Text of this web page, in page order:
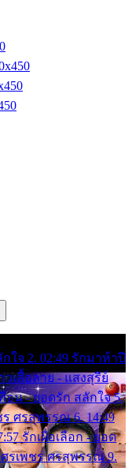
ใจ 2. 02:49 รักมาห้าปี
เสื้อลาย - แสงสุรีย์
อน - ยอดรัก สลักใจ 5.
ศรสุพรรณ 6. 14:49
รักเผื่อเลือก - ยอด
รเพชร ศรสุพรรณ 9.